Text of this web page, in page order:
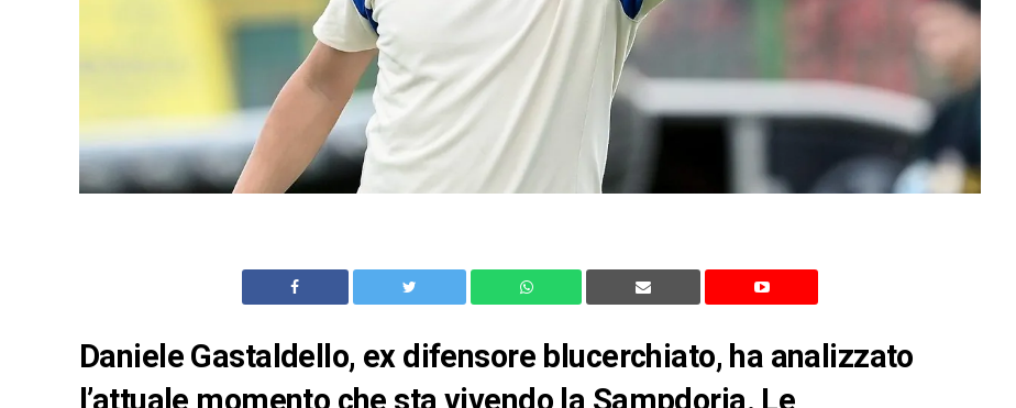
Daniele Gastaldello, ex difensore blucerchiato, ha analizzato